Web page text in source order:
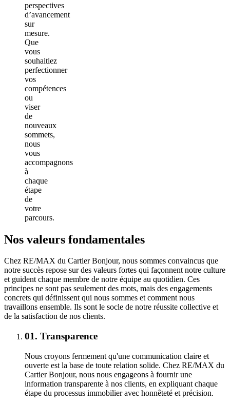
perspectives
d’avancement
sur
mesure.
Que
vous
souhaitiez
perfectionner
vos
compétences
ou
viser
de
nouveaux
sommets,
nous
vous
accompagnons
à
chaque
étape
de
votre
parcours.
Nos valeurs fondamentales
Chez RE/MAX du Cartier Bonjour, nous sommes convaincus que
notre succès repose sur des valeurs fortes qui façonnent notre culture
et guident chaque membre de notre équipe au quotidien. Ces
principes ne sont pas seulement des mots, mais des engagements
concrets qui définissent qui nous sommes et comment nous
travaillons ensemble. Ils sont le socle de notre réussite collective et
de la satisfaction de nos clients.
01. Transparence
Nous croyons fermement qu'une communication claire et
ouverte est la base de toute relation solide. Chez RE/MAX du
Cartier Bonjour, nous nous engageons à fournir une
information transparente à nos clients, en expliquant chaque
étape du processus immobilier avec honnêteté et précision.